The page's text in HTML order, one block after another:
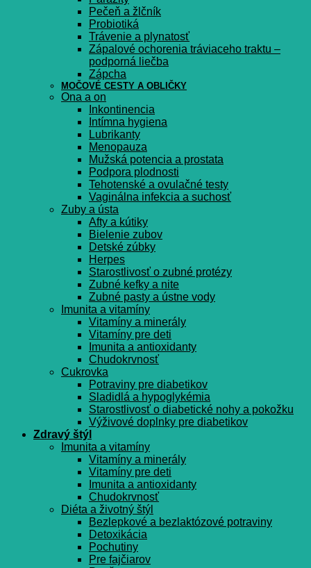
Pečeň a žlčník
Probiotiká
Trávenie a plynatosť
Zápalové ochorenia tráviaceho traktu –
podporná liečba
Zápcha
MOČOVÉ CESTY A OBLIČKY
Ona a on
Inkontinencia
Intímna hygiena
Lubrikanty
Menopauza
Mužská potencia a prostata
Podpora plodnosti
Tehotenské a ovulačné testy
Vaginálna infekcia a suchosť
Zuby a ústa
Afty a kútiky
Bielenie zubov
Detské zúbky
Herpes
Starostlivosť o zubné protézy
Zubné kefky a nite
Zubné pasty a ústne vody
Imunita a vitamíny
Vitamíny a minerály
Vitamíny pre deti
Imunita a antioxidanty
Chudokrvnosť
Cukrovka
Potraviny pre diabetikov
Sladidlá a hypoglykémia
Starostlivosť o diabetické nohy a pokožku
Výživové doplnky pre diabetikov
Zdravý štýl
Imunita a vitamíny
Vitamíny a minerály
Vitamíny pre deti
Imunita a antioxidanty
Chudokrvnosť
Diéta a životný štýl
Bezlepkové a bezlaktózové potraviny
Detoxikácia
Pochutiny
Pre fajčiarov